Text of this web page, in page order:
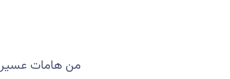
من هامات عسير